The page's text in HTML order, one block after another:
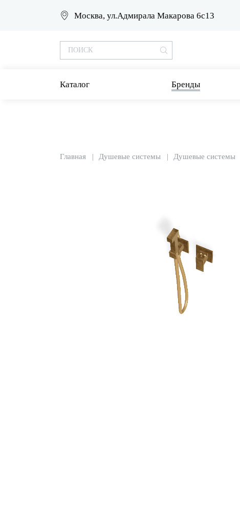
Москва, ул.Адмирала Макарова 6с13
Каталог Бренды
Главная Душевые системы Душевые системы